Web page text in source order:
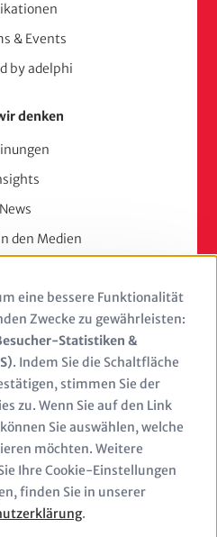
& Events
by adelphi
denken
News
den Medien
& Trainees
Jobs
Use
of
personal
data
and
cookies
eine bessere Funktionalität
Zwecke zu gewährleisten:
Statistiken &
. Indem Sie die Schaltfläche
stimmen Sie der
zu. Wenn Sie auf den Link
Sie auswählen, welche
möchten. Weitere
Ihre Cookie-Einstellungen
finden Sie in unserer
.